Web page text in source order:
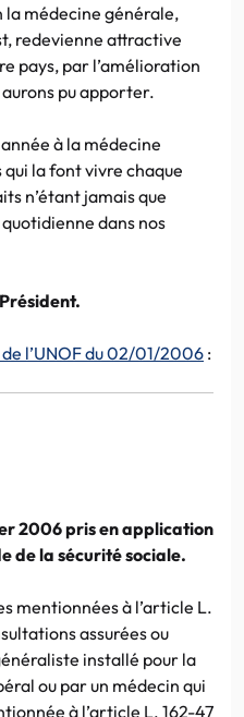
la médecine générale,
redevienne attractive
pays, par l’amélioration
pu apporter.
à la médecine
la font vivre chaque
n’étant jamais que
dans nos
l’UNOF du 02/01/2006 :
2006 pris en application
de la sécurité sociale.
mentionnées à l’article L.
assurées ou
installé pour la
ou par un médecin qui
à l’article L. 162-47